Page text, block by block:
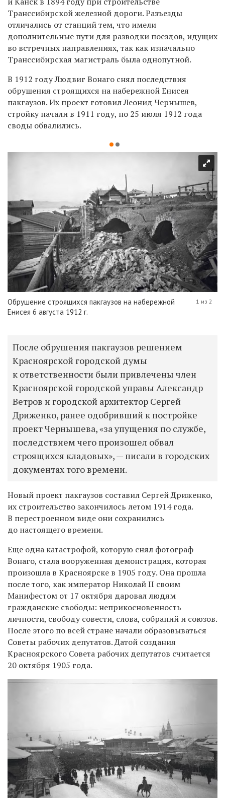
Транссибирской железной дороги. Разъезды
отличались от станций тем, что имели
дополнительные пути для разводки поездов, идущих
во встречных направлениях, так как изначально
Транссибирская магистраль была однопутной.
В 1912 году Людвиг Вонаго снял последствия
обрушения строящихся на набережной Енисея
пакгаузов. Их проект готовил Леонид Чернышев,
стройку начали в 1911 году, но 25 июля 1912 года
своды обвалились.
Обрушение строящихся пакгаузов на набережной
Енисея 6 августа 1912 г.
1 из 2
После обрушения пакгаузов решением
Красноярской городской думы
к ответственности были привлечены член
Красноярской городской управы Александр
Ветров и городской архитектор Сергей
Дриженко, ранее одобривший к постройке
проект Чернышева, «за упущения по службе,
последствием чего произошел обвал
строящихся кладовых», — писали в городских
документах того времени.
Новый проект пакгаузов составил Сергей Дриженко,
их строительство закончилось летом 1914 года.
В перестроенном виде они сохранились
до настоящего времени.
Еще одна катастрофой, которую снял фотограф
Вонаго, стала вооруженная демонстрация, которая
произошла в Красноярске в 1905 году. Она прошла
после того, как император Николай II своим
Манифестом от 17 октября даровал людям
гражданские свободы: неприкосновенность
личности, свободу совести, слова, собраний и союзов.
После этого по всей стране начали образовываться
Советы рабочих депутатов. Датой создания
Красноярского Совета рабочих депутатов считается
20 октября 1905 года.